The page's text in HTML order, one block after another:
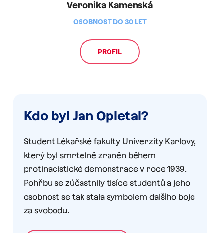
Veronika Kamenská
OSOBNOST DO 30 LET
PROFIL
Kdo byl Jan Opletal?
Student Lékařské fakulty Univerzity Karlovy,
který byl smrtelně zraněn během
protinacistické demonstrace v roce 1939.
Pohřbu se zúčastnily tisíce studentů a jeho
osobnost se tak stala symbolem dalšího boje
za svobodu.